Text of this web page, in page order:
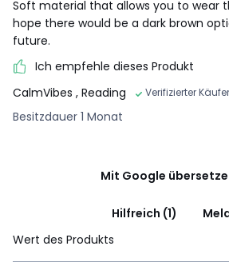
Soft material that allows you to wear
hope there would be a dark brown
future.
Ich empfehle dieses Produkt
CalmVibes , Reading Verifizierter Käufer
Besitzdauer 1 Monat
Mit Google
Hilfreich (1)
Wert des Produkts